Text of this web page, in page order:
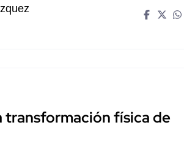
transformación física de